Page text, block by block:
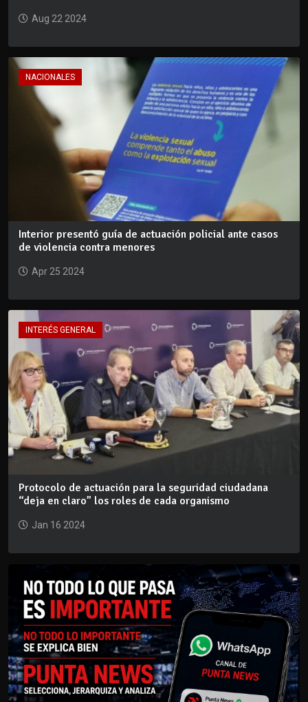
Aug 22 2024
NACIONALES
Interior presentó guía de actuación policial ante casos
de violencia contra menores
Apr 25 2024
INTERÉS GENERAL
Protocolo de actuación para la seguridad ciudadana
“deja en claro” los roles de cada organismo
Jan 16 2024